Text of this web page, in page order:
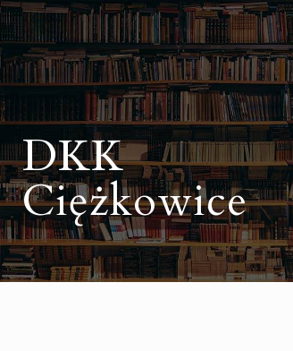
DKK
Ciężkowice